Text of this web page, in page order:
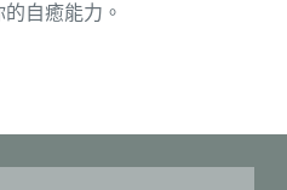
自癒能力。